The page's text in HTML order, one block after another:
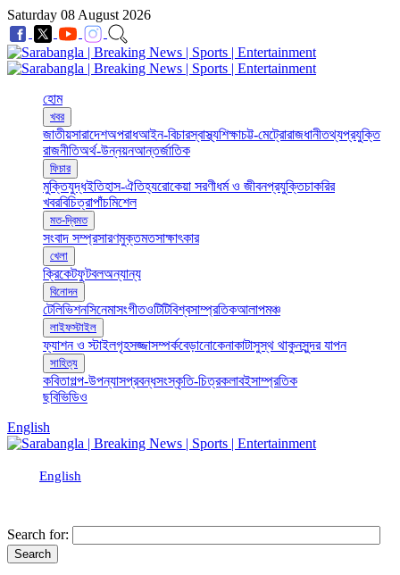
Saturday 08 August 2026
হোম
খবর
জাতীয়সারাদেশঅপরাধআইন-বিচারস্বাস্থ্যশিক্ষাচট্ট-মেট্রোরাজধানীতথ্যপ্রযুক্তি
রাজনীতিঅর্থ-উন্নয়নআন্তর্জাতিক
ফিচার
মুক্তিযুদ্ধইতিহাস-ঐতিহ্যরোকেয়া সরণীধর্ম ও জীবনপ্রযুক্তিচাকরির
খবরবিচিত্রাপাঁচমিশেল
মত-দ্বিমত
সংবাদ সম্প্রসারণমুক্তমতসাক্ষাৎকার
খেলা
ক্রিকেটফুটবলঅন্যান্য
বিনোদন
টেলিভিশনসিনেমাসংগীতওটিটিবিশ্বসাম্প্রতিকআলাপমঞ্চ
লাইফস্টাইল
ফ্যাশন ও স্টাইলগৃহসজ্জাসম্পর্কবেড়ানোকেনাকাটাসুস্থ থাকুনসুন্দর যাপন
সাহিত্য
কবিতাগল্প-উপন্যাসপ্রবন্ধসংস্কৃতি-চিত্রকলাবইসাম্প্রতিক
ছবিভিডিও
English
English
Search for: